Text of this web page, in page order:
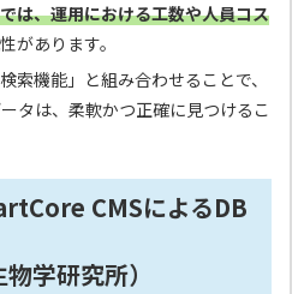
は、運用における工数や人員コス
があります。
索機能」と組み合わせることで、
タは、柔軟かつ正確に見つけるこ
CMSによるDB
学研究所）